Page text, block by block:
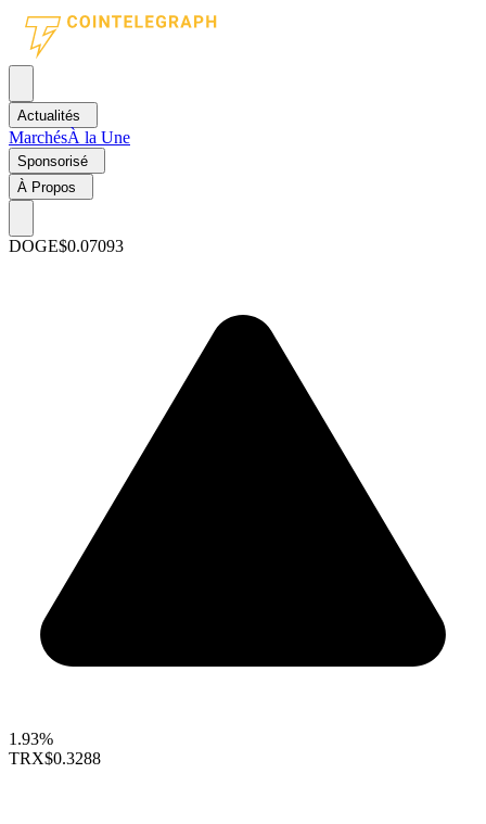
Actualités
MarchésÀ la Une
Sponsorisé
À Propos
DOGE$0.07093
1.93%
TRX$0.3288